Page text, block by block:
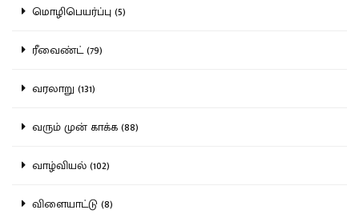
மொழிபெயர்ப்பு (5)
ரீவைண்ட் (79)
வரலாறு (131)
வரும் முன் காக்க (88)
வாழ்வியல் (102)
விளையாட்டு (8)